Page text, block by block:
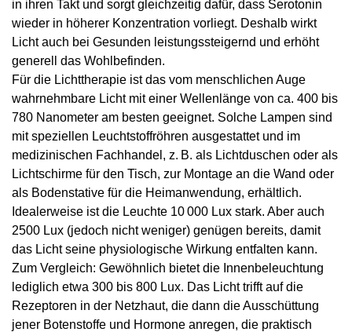
in ihren Takt und sorgt gleichzeitig dafür, dass Serotonin
wieder in höherer Konzentration vorliegt. Deshalb wirkt
Licht auch bei Gesunden leistungssteigernd und erhöht
generell das Wohlbefinden.
Für die Lichttherapie ist das vom menschlichen Auge
wahrnehmbare Licht mit einer Wellenlänge von ca. 400 bis
780 Nanometer am besten geeignet. Solche Lampen sind
mit speziellen Leuchtstoffröhren ausgestattet und im
medizinischen Fachhandel, z. B. als Lichtduschen oder als
Lichtschirme für den Tisch, zur Montage an die Wand oder
als Bodenstative für die Heimanwendung, erhältlich.
Idealerweise ist die Leuchte 10 000 Lux stark. Aber auch
2500 Lux (jedoch nicht weniger) genügen bereits, damit
das Licht seine physiologische Wirkung entfalten kann.
Zum Vergleich: Gewöhnlich bietet die Innenbeleuchtung
lediglich etwa 300 bis 800 Lux. Das Licht trifft auf die
Rezeptoren in der Netzhaut, die dann die Ausschüttung
jener Botenstoffe und Hormone anregen, die praktisch